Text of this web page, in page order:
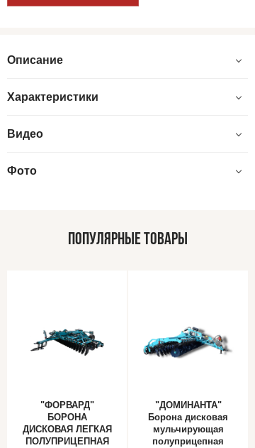
Описание
Характеристики
Видео
Фото
ПОПУЛЯРНЫЕ ТОВАРЫ
"ФОРВАРД"
БОРОНА
ДИСКОВАЯ ЛЕГКАЯ
ПОЛУПРИЦЕПНАЯ
"ДОМИНАНТА"
Борона дисковая
мульчирующая
полуприцепная